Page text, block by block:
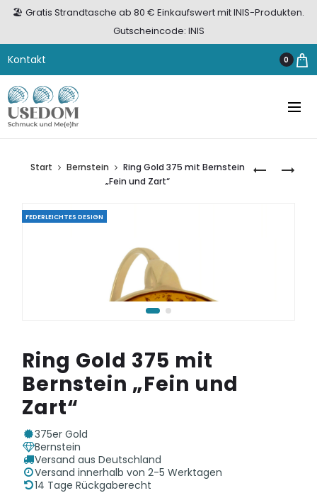
🏖️ Gratis Strandtasche ab 80 € Einkaufswert mit INIS-Produkten.
Gutscheincode: INIS
Kontakt 0
RING
Start Bernstein
Ring Gold 375 mit Bernstein
„Fein und Zart“
FEDERLEICHTES DESIGN
Ring Gold 375 mit
Bernstein „Fein und
Zart“
375er Gold
Bernstein
Versand aus Deutschland
Versand innerhalb von 2-5 Werktagen
14 Tage Rückgaberecht